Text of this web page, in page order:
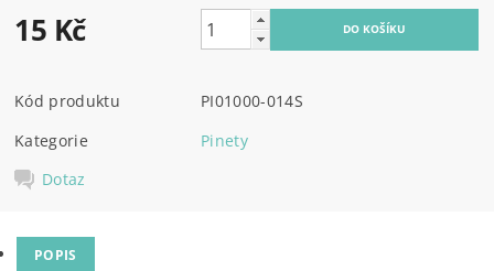
15 Kč
Kód produktu
PI01000-014S
Kategorie
Pinety
Dotaz
POPIS